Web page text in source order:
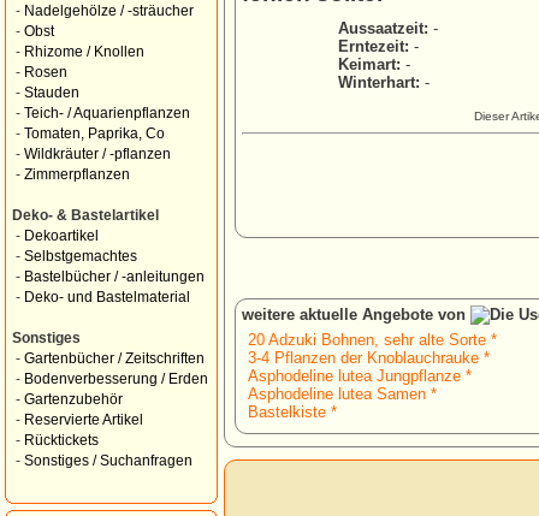
- Nadelgehölze / -sträucher
- Obst
- Rhizome / Knollen
- Rosen
- Stauden
- Teich- / Aquarienpflanzen
- Tomaten, Paprika, Co
- Wildkräuter / -pflanzen
- Zimmerpflanzen
Deko- & Bastelartikel
- Dekoartikel
- Selbstgemachtes
- Bastelbücher / -anleitungen
- Deko- und Bastelmaterial
Sonstiges
- Gartenbücher / Zeitschriften
- Bodenverbesserung / Erden
- Gartenzubehör
- Reservierte Artikel
- Rücktickets
- Sonstiges / Suchanfragen
Aussaatzeit: -
Erntezeit: -
Keimart: -
Winterhart: -
Dieser
weitere aktuelle Angebote von
20 Adzuki Bohnen, sehr alte Sorte *
3-4 Pflanzen der Knoblauchrauke *
Asphodeline lutea Jungpflanze *
Asphodeline lutea Samen *
Bastelkiste *